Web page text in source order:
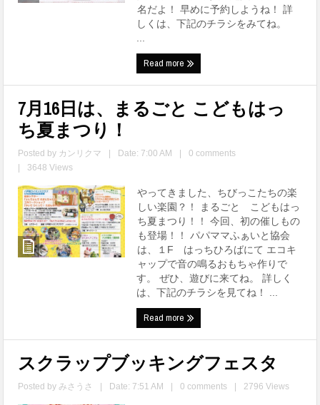
名だよ！ 早めに予約しようね！ 詳
しくは、下記のチラシをみてね。
...
Read more
7月16日は、まるごと こどもはっ
ち夏まつり！
Posted by カンリクマ Date: 7:00 AM
0 comments
3648 Views
やってきました、ちびっこたちの楽
しい楽園？！ まるごと こどもはっ
ち夏まつり！！ 今回、初の催しもの
も登場！！ パパママふぁいと協会
は、１F はっちひろばにて エコキ
ャップで音の鳴るおもちゃ作りで
す。 ぜひ、遊びに来てね。 詳しく
は、下記のチラシを見てね！ ...
Read more
スクラップブッキングフェスタ
Posted by みさうさ Date: 7:51 AM 0 comments 2796 Views